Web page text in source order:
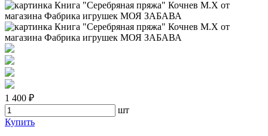
1 400 ₽
шт
Купить